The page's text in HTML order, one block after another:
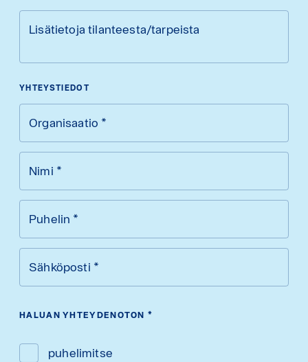
Lisätietoja tilanteesta/tarpeista
YHTEYSTIEDOT
Organisaatio *
Nimi *
Puhelin *
Sähköposti *
HALUAN YHTEYDENOTON *
puhelimitse